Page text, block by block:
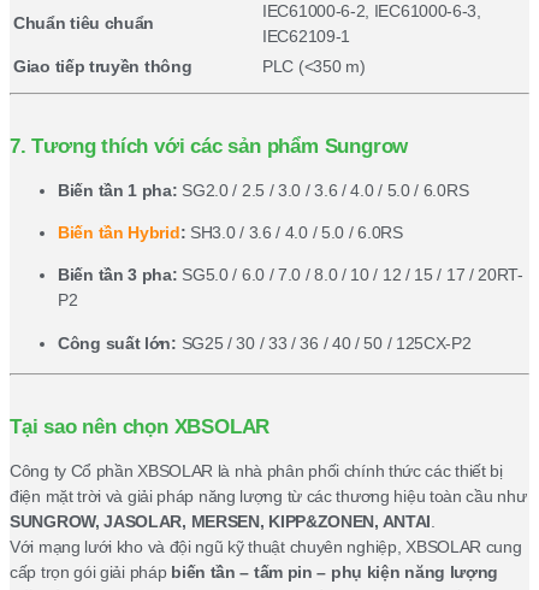
Chuẩn tiêu chuẩn
IEC61000-6-2, IEC61000-6-3,
IEC62109-1
Giao tiếp truyền thông
PLC (<350 m)
7. Tương thích với các sản phẩm Sungrow
Biến tần 1 pha: SG2.0 / 2.5 / 3.0 / 3.6 / 4.0 / 5.0 / 6.0RS
Biến tần Hybrid: SH3.0 / 3.6 / 4.0 / 5.0 / 6.0RS
Biến tần 3 pha: SG5.0 / 6.0 / 7.0 / 8.0 / 10 / 12 / 15 / 17 / 20RT-
P2
Công suất lớn: SG25 / 30 / 33 / 36 / 40 / 50 / 125CX-P2
Tại sao nên chọn XBSOLAR
Công ty Cổ phần XBSOLAR là nhà phân phối chính thức các thiết bị
điện mặt trời và giải pháp năng lượng từ các thương hiệu toàn cầu như
SUNGROW, JASOLAR, MERSEN, KIPP&ZONEN, ANTAI
Với mạng lưới kho và đội ngũ kỹ thuật chuyên nghiệp, XBSOLAR cung
cấp trọn gói giải pháp biến tần – tấm pin – phụ kiện năng lượng